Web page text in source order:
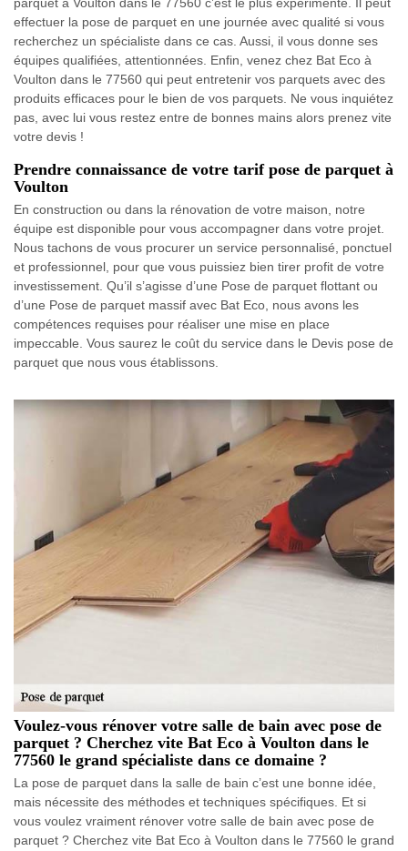
effectuer la pose de parquet en une journée avec qualité si vous
recherchez un spécialiste dans ce cas. Aussi, il vous donne ses
équipes qualifiées, attentionnées. Enfin, venez chez Bat Eco à
Voulton dans le 77560 qui peut entretenir vos parquets avec des
produits efficaces pour le bien de vos parquets. Ne vous inquiétez
pas, avec lui vous restez entre de bonnes mains alors prenez vite
votre devis !
Prendre connaissance de votre tarif pose de parquet à
Voulton
En construction ou dans la rénovation de votre maison, notre
équipe est disponible pour vous accompagner dans votre projet.
Nous tachons de vous procurer un service personnalisé, ponctuel
et professionnel, pour que vous puissiez bien tirer profit de votre
investissement. Qu’il s’agisse d’une Pose de parquet flottant ou
d’une Pose de parquet massif avec Bat Eco, nous avons les
compétences requises pour réaliser une mise en place
impeccable. Vous saurez le coût du service dans le Devis pose de
parquet que nous vous établissons.
Voulez-vous rénover votre salle de bain avec pose de
parquet ? Cherchez vite Bat Eco à Voulton dans le
77560 le grand spécialiste dans ce domaine ?
La pose de parquet dans la salle de bain c’est une bonne idée,
mais nécessite des méthodes et techniques spécifiques. Et si
vous voulez vraiment rénover votre salle de bain avec pose de
parquet ? Cherchez vite Bat Eco à Voulton dans le 77560 le grand